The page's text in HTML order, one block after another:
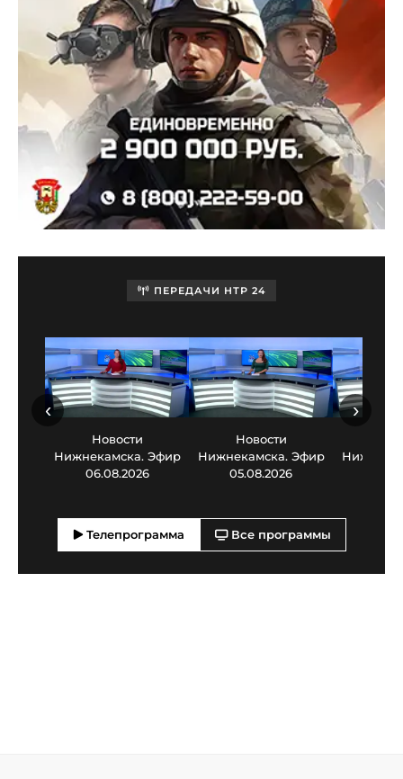
ПЕРЕДАЧИ НТР 24
Новости
Нижнекамска. Эфир
06.08.2026
Новости
Нижнекамска. Эфир
05.08.2026
‹ ›
Телепрограмма Все программы